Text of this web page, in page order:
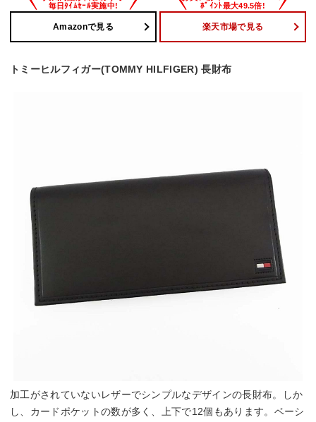
Amazonで見る 楽天市場で見る
トミーヒルフィガー(TOMMY HILFIGER) 長財布
加工がされていないレザーでシンプルなデザインの長財布。しか
し、カードポケットの数が多く、上下で12個もあります。ベーシ